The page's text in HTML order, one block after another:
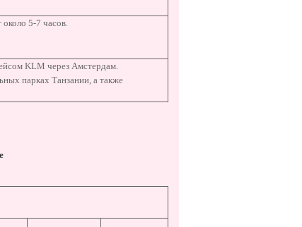
5-7 часов.
KLM через Амстердам.
парках Танзании, а также